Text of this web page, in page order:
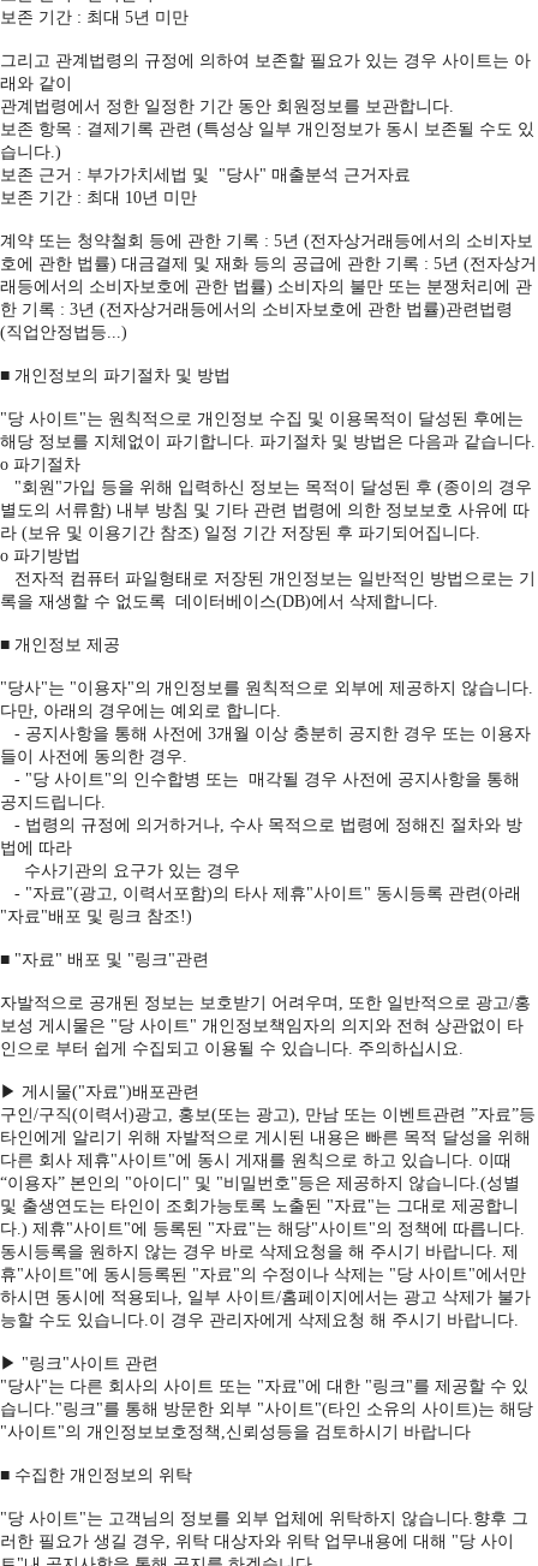
보존 기간 : 최대 5년 미만
그리고 관계법령의 규정에 의하여 보존할 필요가 있는 경우 사이트는 아
래와 같이
관계법령에서 정한 일정한 기간 동안 회원정보를 보관합니다.
보존 항목 : 결제기록 관련 (특성상 일부 개인정보가 동시 보존될 수도 있
습니다.)
보존 근거 : 부가가치세법 및 "당사" 매출분석 근거자료
보존 기간 : 최대 10년 미만
계약 또는 청약철회 등에 관한 기록 : 5년 (전자상거래등에서의 소비자보
호에 관한 법률) 대금결제 및 재화 등의 공급에 관한 기록 : 5년 (전자상거
래등에서의 소비자보호에 관한 법률) 소비자의 불만 또는 분쟁처리에 관
한 기록 : 3년 (전자상거래등에서의 소비자보호에 관한 법률)관련법령
(직업안정법등...)
■ 개인정보의 파기절차 및 방법
"당 사이트"는 원칙적으로 개인정보 수집 및 이용목적이 달성된 후에는
해당 정보를 지체없이 파기합니다. 파기절차 및 방법은 다음과 같습니다.
ο 파기절차
"회원"가입 등을 위해 입력하신 정보는 목적이 달성된 후 (종이의 경우
별도의 서류함) 내부 방침 및 기타 관련 법령에 의한 정보보호 사유에 따
라 (보유 및 이용기간 참조) 일정 기간 저장된 후 파기되어집니다.
ο 파기방법
전자적 컴퓨터 파일형태로 저장된 개인정보는 일반적인 방법으로는 기
록을 재생할 수 없도록 데이터베이스(DB)에서 삭제합니다.
■ 개인정보 제공
"당사"는 "이용자"의 개인정보를 원칙적으로 외부에 제공하지 않습니다.
다만, 아래의 경우에는 예외로 합니다.
- 공지사항을 통해 사전에 3개월 이상 충분히 공지한 경우 또는 이용자
들이 사전에 동의한 경우.
- "당 사이트"의 인수합병 또는 매각될 경우 사전에 공지사항을 통해
공지드립니다.
- 법령의 규정에 의거하거나, 수사 목적으로 법령에 정해진 절차와 방
법에 따라
수사기관의 요구가 있는 경우
- "자료"(광고, 이력서포함)의 타사 제휴"사이트" 동시등록 관련(아래
"자료"배포 및 링크 참조!)
■ "자료" 배포 및 "링크"관련
자발적으로 공개된 정보는 보호받기 어려우며, 또한 일반적으로 광고/홍
보성 게시물은 "당 사이트" 개인정보책임자의 의지와 전혀 상관없이 타
인으로 부터 쉽게 수집되고 이용될 수 있습니다. 주의하십시요.
▶ 게시물("자료")배포관련
구인/구직(이력서)광고, 홍보(또는 광고), 만남 또는 이벤트관련 ”자료”등
타인에게 알리기 위해 자발적으로 게시된 내용은 빠른 목적 달성을 위해
다른 회사 제휴"사이트"에 동시 게재를 원칙으로 하고 있습니다. 이때
“이용자” 본인의 "아이디" 및 "비밀번호"등은 제공하지 않습니다.(성별
및 출생연도는 타인이 조회가능토록 노출된 "자료"는 그대로 제공합니
다.) 제휴"사이트"에 등록된 "자료"는 해당"사이트"의 정책에 따릅니다.
동시등록을 원하지 않는 경우 바로 삭제요청을 해 주시기 바랍니다. 제
휴"사이트"에 동시등록된 "자료"의 수정이나 삭제는 "당 사이트"에서만
하시면 동시에 적용되나, 일부 사이트/홈페이지에서는 광고 삭제가 불가
능할 수도 있습니다.이 경우 관리자에게 삭제요청 해 주시기 바랍니다.
▶ "링크"사이트 관련
"당사"는 다른 회사의 사이트 또는 "자료"에 대한 "링크"를 제공할 수 있
습니다."링크"를 통해 방문한 외부 "사이트"(타인 소유의 사이트)는 해당
"사이트"의 개인정보보호정책,신뢰성등을 검토하시기 바랍니다
■ 수집한 개인정보의 위탁
"당 사이트"는 고객님의 정보를 외부 업체에 위탁하지 않습니다.향후 그
러한 필요가 생길 경우, 위탁 대상자와 위탁 업무내용에 대해 "당 사이